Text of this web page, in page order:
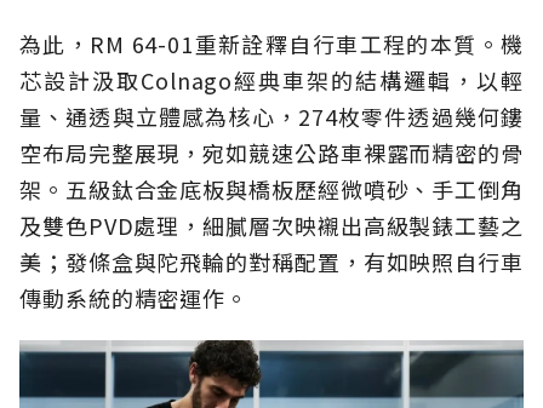
為此，RM 64-01重新詮釋自行車工程的本質。機
芯設計汲取Colnago經典車架的結構邏輯，以輕
量、通透與立體感為核心，274枚零件透過幾何鏤
空布局完整展現，宛如競速公路車裸露而精密的骨
架。五級鈦合金底板與橋板歷經微噴砂、手工倒角
及雙色PVD處理，細膩層次映襯出高級製錶工藝之
美；發條盒與陀飛輪的對稱配置，有如映照自行車
傳動系統的精密運作。